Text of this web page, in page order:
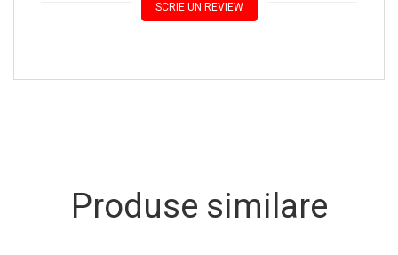
SCRIE UN REVIEW
Produse similare